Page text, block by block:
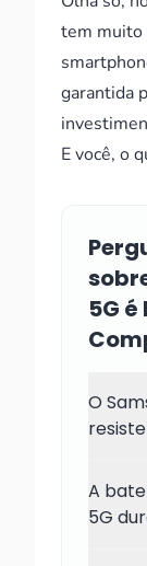
tem muito
garantida
E você, o
5G
O
A
5G